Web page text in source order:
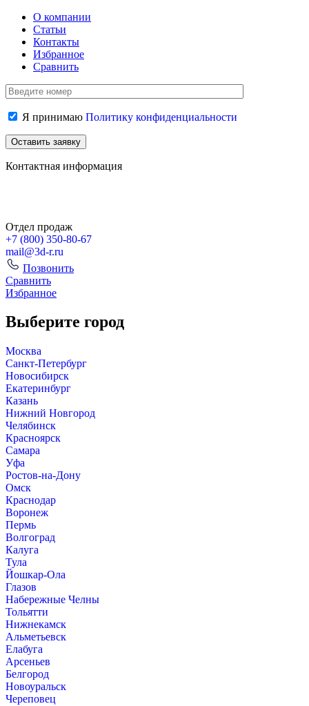
О компании
Статьи
Контакты
Избранное
Сравнить
Я принимаю Политику конфиденциальности
Контактная информация
Отдел продаж
+7 (800) 350-80-67
mail@3d-r.ru
Позвонить
Сравнить
Избранное
Выберите город
Москва
Санкт-Петербург
Новосибирск
Екатеринбург
Казань
Нижний Новгород
Челябинск
Красноярск
Самара
Уфа
Ростов-на-Дону
Омск
Краснодар
Воронеж
Пермь
Волгоград
Калуга
Тула
Йошкар-Ола
Глазов
Набережные Челны
Тольятти
Нижнекамск
Альметьевск
Елабуга
Арсеньев
Белгород
Новоуральск
Череповец